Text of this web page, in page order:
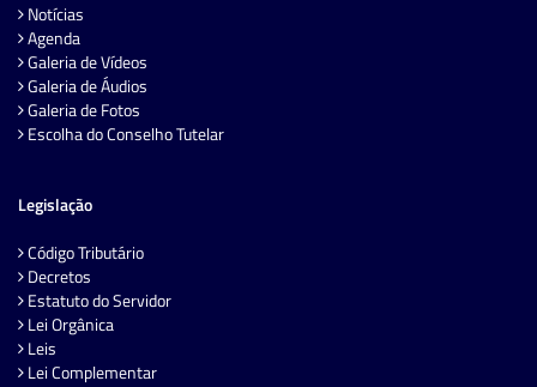
Notícias
Agenda
Galeria de Vídeos
Galeria de Áudios
Galeria de Fotos
Escolha do Conselho Tutelar
Legislação
Código Tributário
Decretos
Estatuto do Servidor
Lei Orgânica
Leis
Lei Complementar